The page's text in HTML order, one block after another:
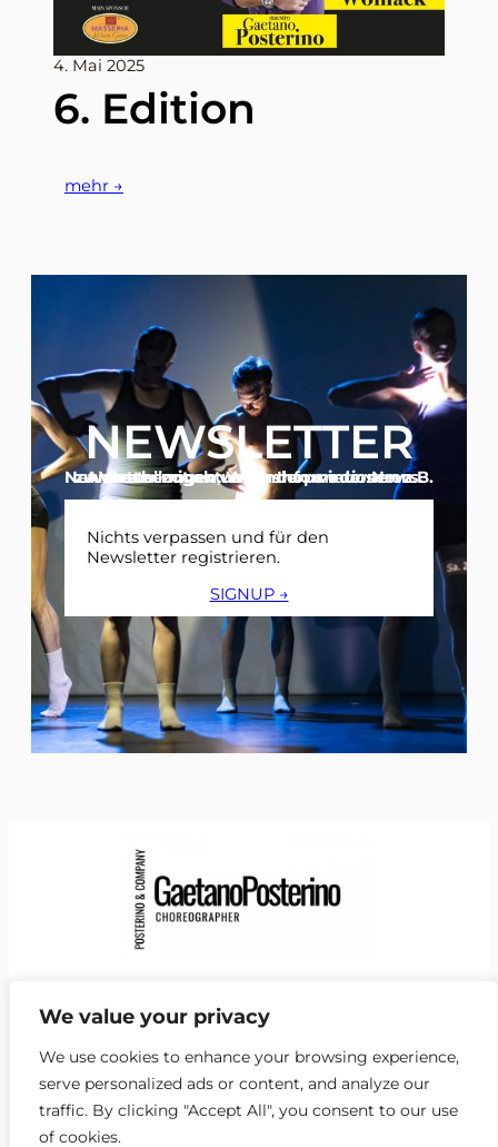
We value your privacy
We use cookies to enhance your browsing experience,
serve personalized ads or content, and analyze our
traffic. By clicking "Accept All", you consent to our use
of cookies.
4. Mai 2025
6. Edition
mehr →
NEWSLETTER
Anlassbezogen versenden wir unseren Newsletter mit aktuellen Informationen z.B. zu Vorstellungen, Workshops oder News.
Nichts verpassen und für den
Newsletter registrieren.
SIGNUP →
NEwsletter
Kontakt
Impressum